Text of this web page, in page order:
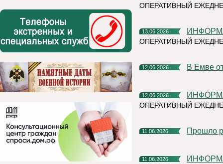
ОПЕРАТИВНЫЙ
13.06.2026
ОПЕРАТИВНЫЙ
12.06.2026 В Емве
12.06.2026
ОПЕРАТИВНЫЙ
11.06.2026 Прошло
11.06.2026